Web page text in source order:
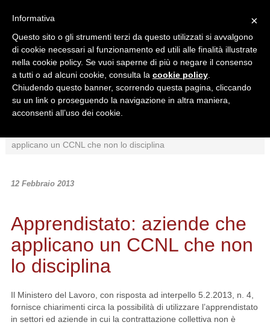
Ricerca in:
Sezione corrente
Tutto il sito
applicano un CCNL che non lo disciplina
12 Febbraio 2013
Apprendistato: aziende che
applicano un CCNL che non
lo disciplina
Il Ministero del Lavoro, con risposta ad interpello 5.2.2013, n. 4,
fornisce chiarimenti circa la possibilità di utilizzare l’apprendistato
in settori ed aziende in cui la contrattazione collettiva non è
×
Informativa
Questo sito o gli strumenti terzi da questo utilizzati si avvalgono
di cookie necessari al funzionamento ed utili alle finalità illustrate
nella cookie policy. Se vuoi saperne di più o negare il consenso
a tutti o ad alcuni cookie, consulta la cookie policy
Chiudendo questo banner, scorrendo questa pagina, cliccando
su un link o proseguendo la navigazione in altra maniera,
acconsenti all’uso dei cookie.